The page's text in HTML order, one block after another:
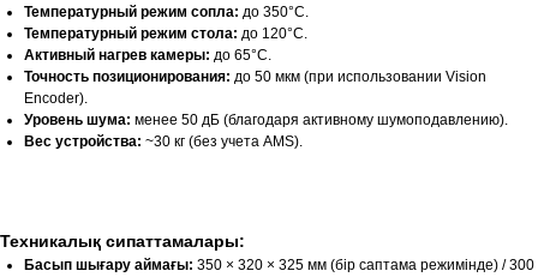
Температурный режим сопла: до 350°C.
Температурный режим стола: до 120°C.
Активный нагрев камеры: до 65°C.
Точность позиционирования: до 50 мкм (при использовании Vision
Encoder).
Уровень шума: менее 50 дБ (благодаря активному шумоподавлению).
Вес устройства: ~30 кг (без учета AMS).
Техникалық сипаттамалары:
Басып шығару аймағы: 350 × 320 × 325 мм (бір саптама режимінде) / 300